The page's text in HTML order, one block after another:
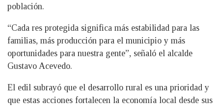
población.
“Cada res protegida significa más estabilidad para las
familias, más producción para el municipio y más
oportunidades para nuestra gente”, señaló el alcalde
Gustavo Acevedo.
El edil subrayó que el desarrollo rural es una prioridad y
que estas acciones fortalecen la economía local desde sus